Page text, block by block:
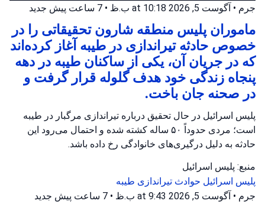
جرم • آگوست 5, 2026 at 10:18 ب.ظ • 7 ساعت پیش جدید
ماموران پلیس منطقه شارون تحقیقاتی را در
خصوص حادثه تیراندازی در طیبه آغاز کرده‌اند
که در جریان آن، یکی از ساکنان طیبه در دهه
پنجاه زندگی خود هدف گلوله قرار گرفت و
در صحنه جان باخت.
پلیس اسرائیل در حال تحقیق درباره تیراندازی مرگبار در طیبه
است؛ مردی حدوداً ۵۰ ساله کشته شده و احتمال می‌رود این
حادثه به دلیل درگیری‌های خانوادگی رخ داده باشد.
منبع: پلیس اسرائیل
پلیس اسرائیل حوادث تیراندازی طیبه
جرم • آگوست 5, 2026 at 9:43 ب.ظ • 7 ساعت پیش جدید